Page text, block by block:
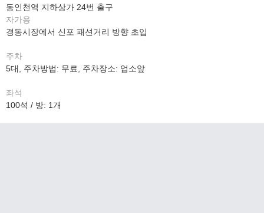
동인천역 지하상가 24번 출구
자가용
경동시장에서 신포 패션거리 방향 초입
주차
5대, 주차방법: 무료, 주차장소: 업소앞
좌석
100석 / 방: 1개